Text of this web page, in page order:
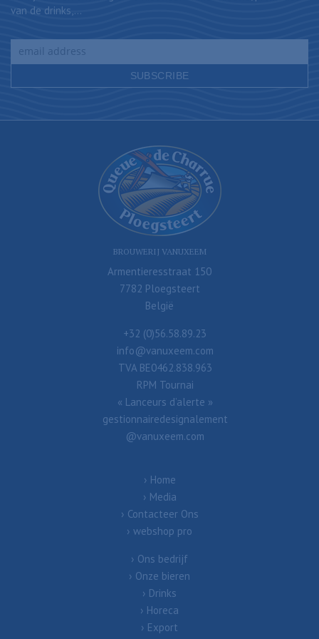
van de drinks,...
BROUWERIJ VANUXEEM
Armentieresstraat 150
7782 Ploegsteert
België
+32 (0)56.58.89.23
info@vanuxeem.com
TVA BE0462.838.963
RPM Tournai
« Lanceurs d’alerte »
gestionnairedesignalement
@vanuxeem.com
Home
Media
Contacteer Ons
webshop pro
Ons bedrijf
Onze bieren
Drinks
Horeca
Export